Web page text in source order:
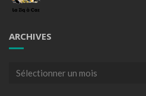
ARCHIVES
Archives